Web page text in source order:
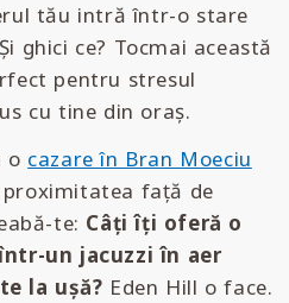
tău intră într-o stare
ghici ce? Tocmai această
pentru stresul
cu tine din oraș.
o cazare în Bran Moeciu
față de
te: Câți îți oferă o
un jacuzzi în aer
la ușă? Eden Hill o face.